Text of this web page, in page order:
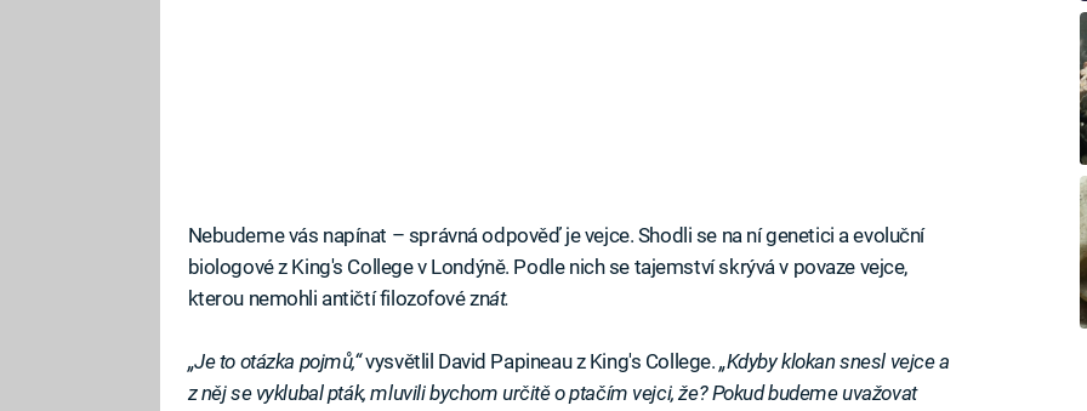
Nebudeme vás napínat – správná odpověď je vejce. Shodli se na ní genetici a evoluční
biologové z King's College v Londýně. Podle nich se tajemství skrývá v povaze vejce,
kterou nemohli antičtí filozofové znát.
„Je to otázka pojmů,“vysvětlil David Papineau z King's College. „Kdyby klokan snesl vejce a
z něj se vyklubal pták, mluvili bychom určitě o ptačím vejci, že? Pokud budeme uvažovat